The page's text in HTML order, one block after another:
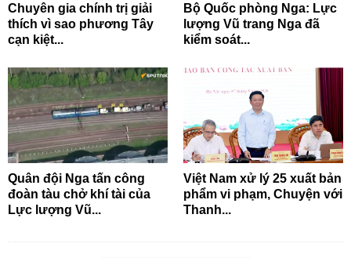
Chuyên gia chính trị giải
thích vì sao phương Tây
cạn kiệt...
Bộ Quốc phòng Nga: Lực
lượng Vũ trang Nga đã
kiểm soát...
Quân đội Nga tấn công
đoàn tàu chở khí tài của
Lực lượng Vũ...
Việt Nam xử lý 25 xuất bản
phẩm vi phạm, Chuyện với
Thanh...